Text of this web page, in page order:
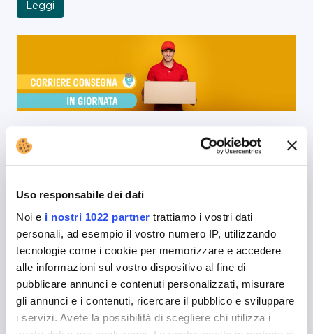
Uso responsabile dei dati
Noi e i nostri 1022 partner trattiamo i vostri dati
personali, ad esempio il vostro numero IP, utilizzando
tecnologie come i cookie per memorizzare e accedere
alle informazioni sul vostro dispositivo al fine di
pubblicare annunci e contenuti personalizzati, misurare
gli annunci e i contenuti, ricercare il pubblico e sviluppare
i servizi. Avete la possibilità di scegliere chi utilizza i
Leggi
Corriere Consegna in Giornata: Spedizione in Un
Giorno
Alcune spedizioni devono essere necessariamente
questo molti corrieri propongono la consegna in
giornata…
Leggi